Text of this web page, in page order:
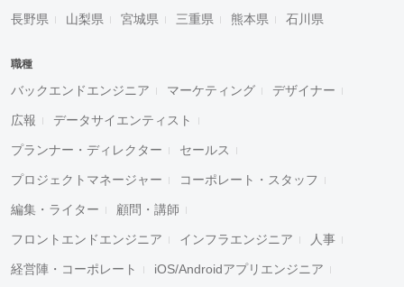
長野県 山梨県 宮城県 三重県 熊本県 石川県
職種
バックエンドエンジニア マーケティング デザイナー
広報 データサイエンティスト
プランナー・ディレクター セールス
プロジェクトマネージャー コーポレート・スタッフ
編集・ライター 顧問・講師
フロントエンドエンジニア インフラエンジニア 人事
経営陣・コーポレート iOS/Androidアプリエンジニア